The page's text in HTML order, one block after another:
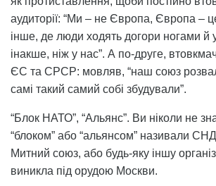
аудиторії: “Ми – не Європа, Європа –
інше, де люди ходять догори ногами й
інакше, ніж у нас”. А по-друге,
ЄС та СРСР: мовляв, “наш союз
самі такий самий собі збудували”.
“Блок НАТО”, “Альянс”. Ви ніколи не
“блоком” або “альянсом” називали
Митний союз, або будь-яку іншу
виникла під орудою Москви.